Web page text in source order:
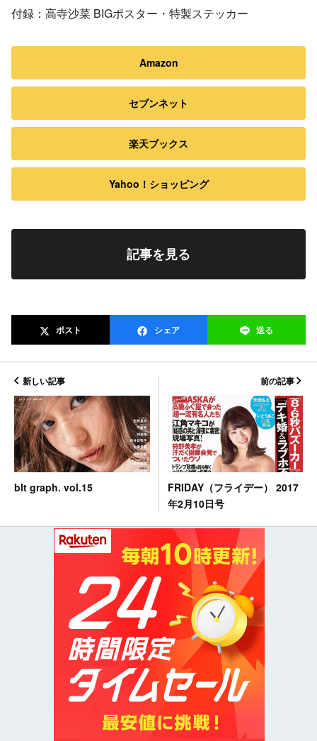
付録：高寺沙菜 BIGポスター・特製ステッカー
Amazon
セブンネット
楽天ブックス
Yahoo！ショッピング
記事を見る
ポスト シェア 送る
新しい記事
blt graph. vol.15
前の記事
FRIDAY（フライデー） 2017
年2月10日号